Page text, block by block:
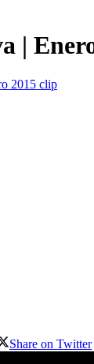
|
Share on Twitter